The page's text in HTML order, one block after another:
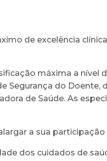
de excelência
máxima a nível
Segurança do
de Saúde. As
a sua
dos cuidados de